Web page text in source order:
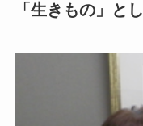
「生きもの」と